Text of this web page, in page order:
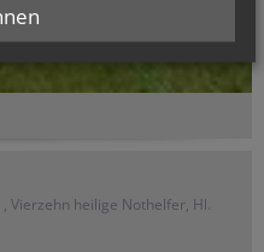
Vierzehn heilige Nothelfer, Hl.